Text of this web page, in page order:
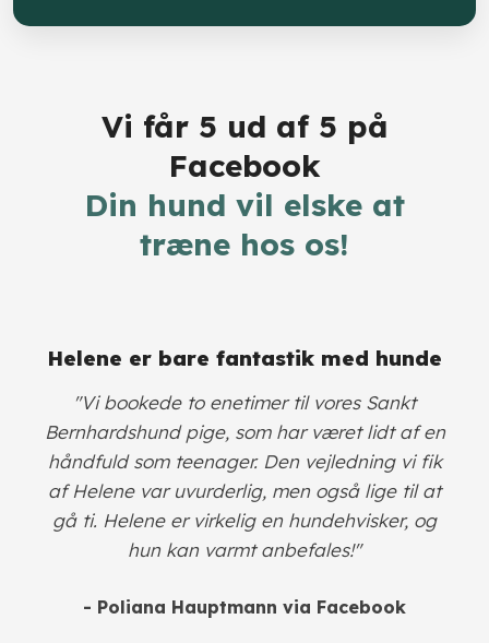
Vi får 5 ud af 5 på
Facebook
​Din hund vil elske at
træne hos os!
​Helene er bare fantastik med hunde
​"Vi bookede to enetimer til vores Sankt
Bernhardshund pige, som har været lidt af en
håndfuld som teenager. Den vejledning vi fik
af Helene var uvurderlig, men også lige til at
gå ti. Helene er virkelig en hundehvisker, og
hun kan varmt anbefales!"
- Poliana Hauptmann via Facebook